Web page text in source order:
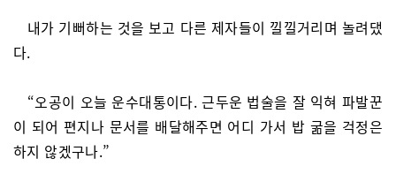
내가 기뻐하는 것을 보고 다른 제자들이 낄낄거리며 놀려댔
다.
“오공이 오늘 운수대통이다. 근두운 법술을 잘 익혀 파발꾼
이 되어 편지나 문서를 배달해주면 어디 가서 밥 굶을 걱정은
하지 않겠구나.”